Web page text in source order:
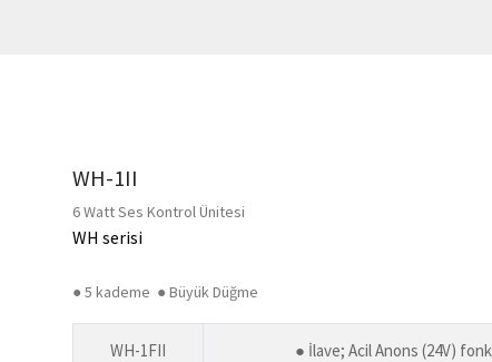
WH-1II
6 Watt Ses Kontrol Ünitesi
WH serisi
● 5 kademe ● Büyük Düğme
WH-1FII ● İlave; Acil Anons (24V)